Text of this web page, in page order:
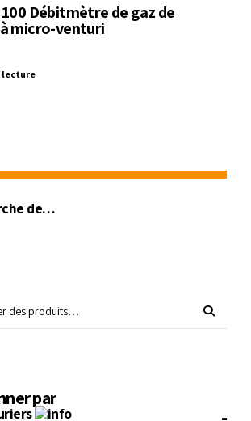
Débitmètre de gaz de
micro-venturi
lecture
de…
par